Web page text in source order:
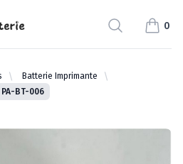
Search 0
items
Batterie Imprimante
PA-BT-006